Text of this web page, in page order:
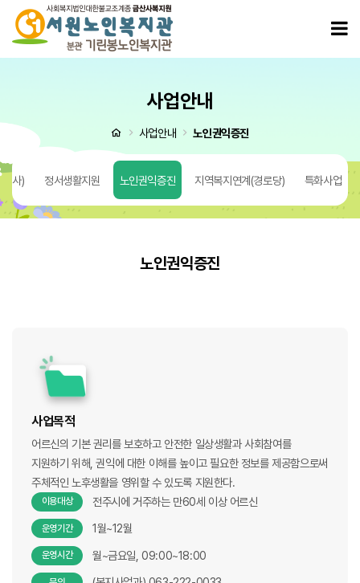
노인권익증진
사업안내
처음으로사업안내 노인권익증진
사) 정서생활지원 노인권익증진 지역복지연계(경로당) 특화사업
노인권익증진
사업목적
어르신의 기본 권리를 보호하고 안전한 일상생활과 사회참여를
지원하기 위해, 권익에 대한 이해를 높이고 필요한 정보를 제공함으로써
주체적인 노후생활을 영위할 수 있도록 지원한다.
이용대상 전주시에 거주하는 만60세 이상 어르신
운영기간 1월~12월
운영시간 월~금요일, 09:00~18:00